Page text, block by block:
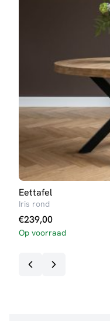
Eettafel
Iris rond
€239,00
Op voorraad